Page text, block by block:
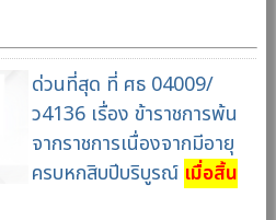
ด่วนที่สุด ที่ ศธ 04009/
ว4136 เรื่อง ข้าราชการพ้น
จากราชการเนื่องจากมีอายุ
ครบหกสิบปีบริบูรณ์ เมื่อสิ้น